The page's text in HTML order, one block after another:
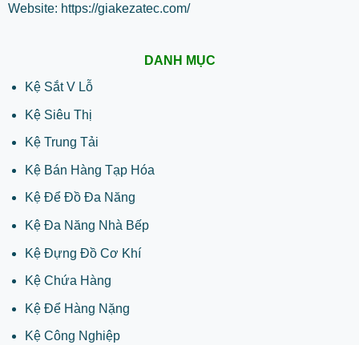
Website: https://giakezatec.com/
DANH MỤC
Kệ Sắt V Lỗ
Kệ Siêu Thị
Kệ Trung Tải
Kệ Bán Hàng Tạp Hóa
Kệ Để Đồ Đa Năng
Kệ Đa Năng Nhà Bếp
Kệ Đựng Đồ Cơ Khí
Kệ Chứa Hàng
Kệ Để Hàng Nặng
Kệ Công Nghiệp